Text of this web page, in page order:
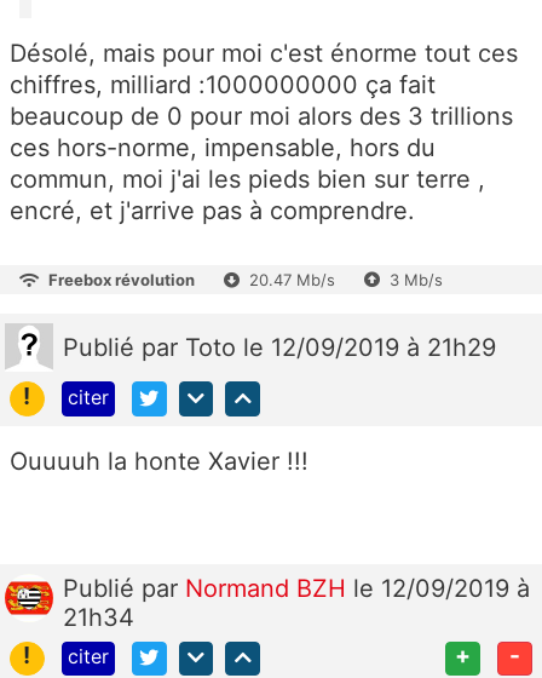
Désolé, mais pour moi c'est énorme tout ces
chiffres, milliard :1000000000 ça fait
beaucoup de 0 pour moi alors des 3 trillions
ces hors-norme, impensable, hors du
commun, moi j'ai les pieds bien sur terre ,
encré, et j'arrive pas à comprendre.
Freebox révolution 20.47 Mb/s 3 Mb/s
Publié par Toto le 12/09/2019 à 21h29
!
citer
Ouuuuh la honte Xavier !!!
Publié par Normand BZH le 12/09/2019 à
21h34
!
citer + -